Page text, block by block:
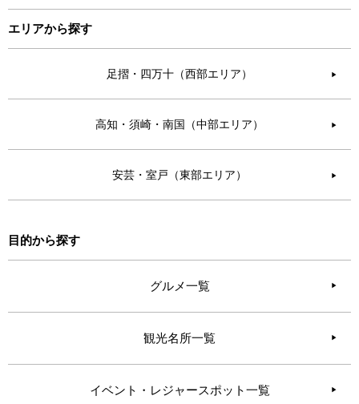
エリアから探す
足摺・四万十（西部エリア） ▶︎
高知・須崎・南国（中部エリア） ▶︎
安芸・室戸（東部エリア） ▶︎
目的から探す
グルメ一覧
観光名所一覧
イベント・レジャースポット一覧